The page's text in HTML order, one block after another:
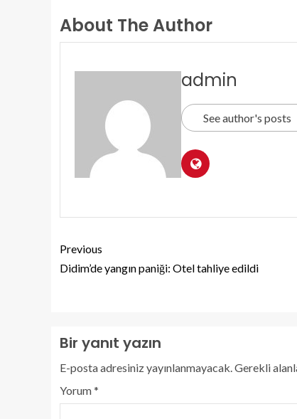
About The Author
admin
See author's posts
Previous
Didim’de yangın paniği: Otel tahliye edildi
Bir yanıt yazın
E-posta adresiniz yayınlanmayacak. Gerekli
Yorum*